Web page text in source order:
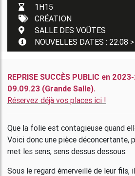
1H15
CRÉATION
SALLE DES VOÛTES
NOUVELLES DATES : 22.08
REPRISE SUCCÈS PUBLIC en
09.09.23 (Grande Salle).
Réservez déjà vos places ici !
Que la folie est contagieuse quand
Voici donc une pièce déconcertante,
met les sens, sens dessus dessous.
Sous le regard émerveillé de leur fils,